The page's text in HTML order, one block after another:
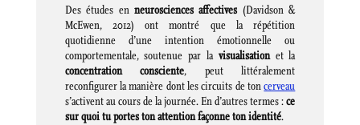
Des études en neurosciences affectives (Davidson &
McEwen, 2012) ont montré que la répétition
quotidienne d’une intention émotionnelle ou
comportementale, soutenue par la visualisationet la
concentration consciente, peut littéralement
reconfigurer la manière dont les circuits de toncerveau
s’activent au cours de la journée. En d’autres termes :ce
sur quoi tu portes ton attention façonne ton identité.